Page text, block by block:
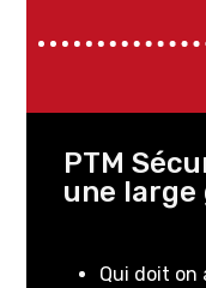
PTM
une large
Qui doit on